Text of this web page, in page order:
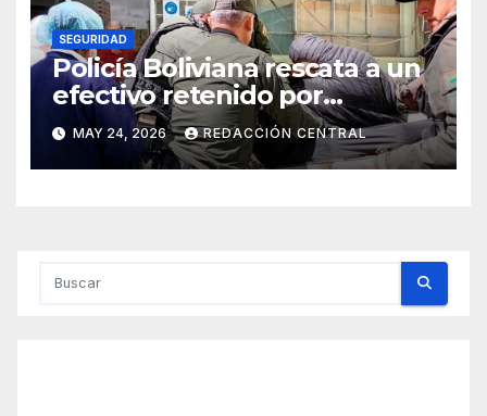
SEGURIDAD
Policía Boliviana rescata a un
efectivo retenido por
bloqueadores en El Alt
MAY 24, 2026 REDACCIÓN CENTRAL